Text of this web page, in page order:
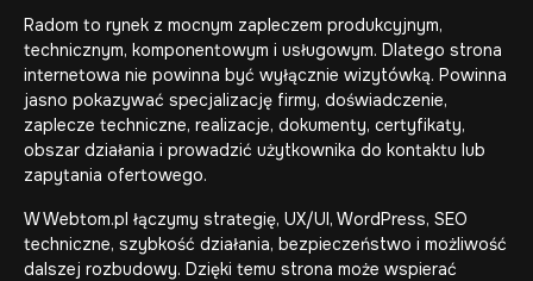
Radom to rynek z mocnym zapleczem produkcyjnym,
technicznym, komponentowym i usługowym. Dlatego strona
internetowa nie powinna być wyłącznie wizytówką. Powinna
jasno pokazywać specjalizację firmy, doświadczenie,
zaplecze techniczne, realizacje, dokumenty, certyfikaty,
obszar działania i prowadzić użytkownika do kontaktu lub
zapytania ofertowego.
W Webtom.pl łączymy strategię, UX/UI, WordPress, SEO
techniczne, szybkość działania, bezpieczeństwo i możliwość
dalszej rozbudowy. Dzięki temu strona może wspierać